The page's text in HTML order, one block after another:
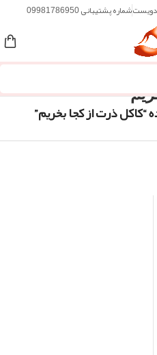
دویستشماره پشتیبانی 09981786950
ذرت از کجا بخریم”